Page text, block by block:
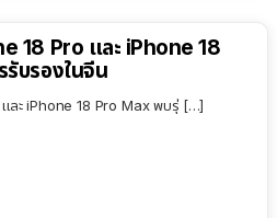
18 Pro และ iPhone 18
รับรองในจีน
ละ iPhone 18 Pro Max พบรุ่ […]